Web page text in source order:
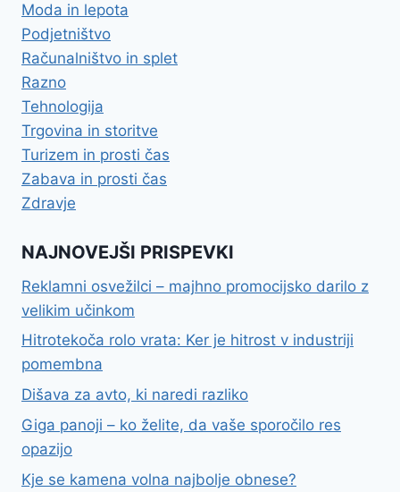
Moda in lepota
Podjetništvo
Računalništvo in splet
Razno
Tehnologija
Trgovina in storitve
Turizem in prosti čas
Zabava in prosti čas
Zdravje
NAJNOVEJŠI PRISPEVKI
Reklamni osvežilci – majhno promocijsko darilo z
velikim učinkom
Hitrotekoča rolo vrata: Ker je hitrost v industriji
pomembna
Dišava za avto, ki naredi razliko
Giga panoji – ko želite, da vaše sporočilo res
opazijo
Kje se kamena volna najbolje obnese?